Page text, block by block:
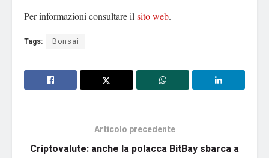
Per informazioni consultare il sito web.
Tags: Bonsai
Articolo precedente
Criptovalute: anche la polacca BitBay sbarca a